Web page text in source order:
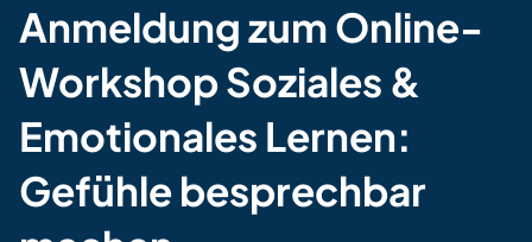
Anmeldung zum Online-
Workshop Soziales &
Emotionales Lernen:
Gefühle besprechbar